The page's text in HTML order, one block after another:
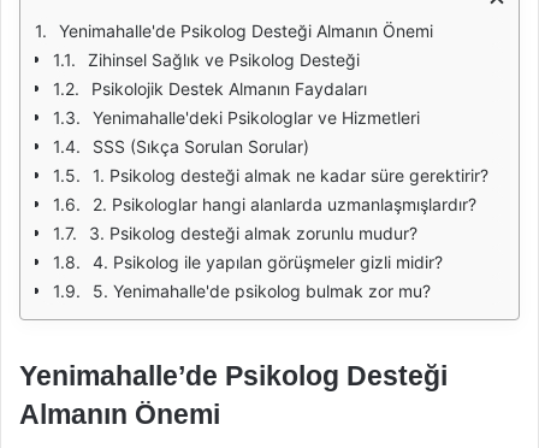
Yenimahalle'de Psikolog Desteği Almanın Önemi
Zihinsel Sağlık ve Psikolog Desteği
Psikolojik Destek Almanın Faydaları
Yenimahalle'deki Psikologlar ve Hizmetleri
SSS (Sıkça Sorulan Sorular)
1. Psikolog desteği almak ne kadar süre gerektirir?
2. Psikologlar hangi alanlarda uzmanlaşmışlardır?
3. Psikolog desteği almak zorunlu mudur?
4. Psikolog ile yapılan görüşmeler gizli midir?
5. Yenimahalle'de psikolog bulmak zor mu?
Yenimahalle’de Psikolog Desteği
Almanın Önemi